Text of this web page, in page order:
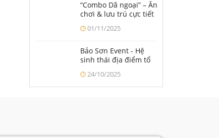
“Combo Dã ngoại” – Ăn
chơi & lưu trú cực tiết
Bảo Sơn
01/11/2025
Bảo Sơn Event - Hệ
sinh thái địa điểm tổ
tại Hà Nội
24/10/2025